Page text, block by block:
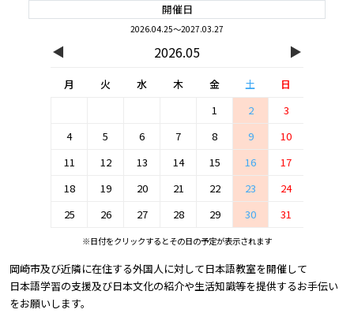
開催日
2026.04.25～2027.03.27
◀ 2026.05 ▶
月 火 水 木 金 土
日
1
2
3
4
5 6 7 8 9
10
11
12 13 14 15 16
17
18
19 20 21 22 23
24
25
26 27 28 29 30 31
※日付をクリックするとその日の予定が表示されます
岡崎市及び近隣に在住する外国人に対して日本語教室を開催して
日本語学習の支援及び日本文化の紹介や生活知識等を提供するお手伝い
をお願いします。